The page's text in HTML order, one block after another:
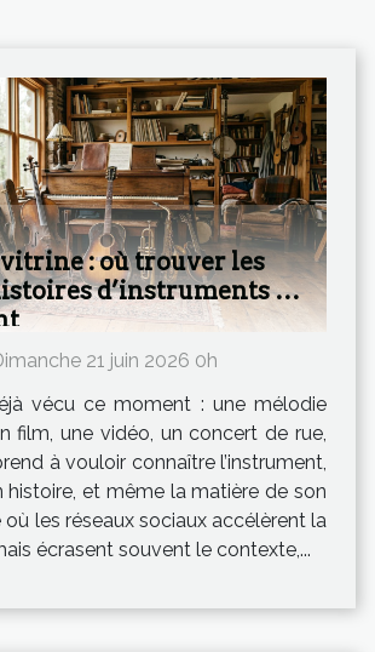
: où trouver les
d’instruments qui
21 juin 2026 0h
vécu ce moment : une mélodie
film, une vidéo, un concert de rue,
à vouloir connaître l’instrument,
histoire, et même la matière de son
où les réseaux sociaux accélèrent la
écrasent souvent le contexte,...